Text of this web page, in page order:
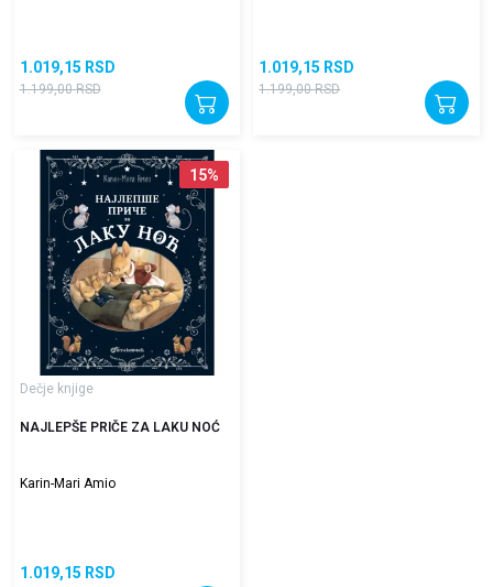
1.019,15 RSD
1.199,00 RSD
1.019,15 RSD
1.199,00 RSD
15%
Dečje knjige
NAJLEPŠE PRIČE ZA LAKU NOĆ
Karin-Mari Amio
1.019,15 RSD